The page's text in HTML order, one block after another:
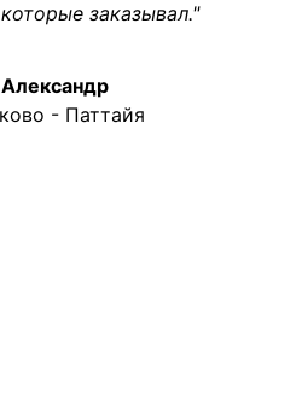
заказывал."
Александр
- Паттайя